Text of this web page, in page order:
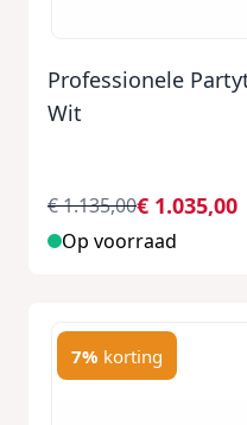
Professionele
Wit
€ 1.035,00
€ 1.135,00
Op voorraad
7% korting